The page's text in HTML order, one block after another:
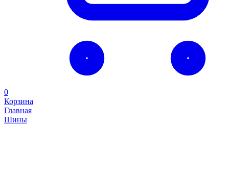
0
Корзина
Главная
Шины